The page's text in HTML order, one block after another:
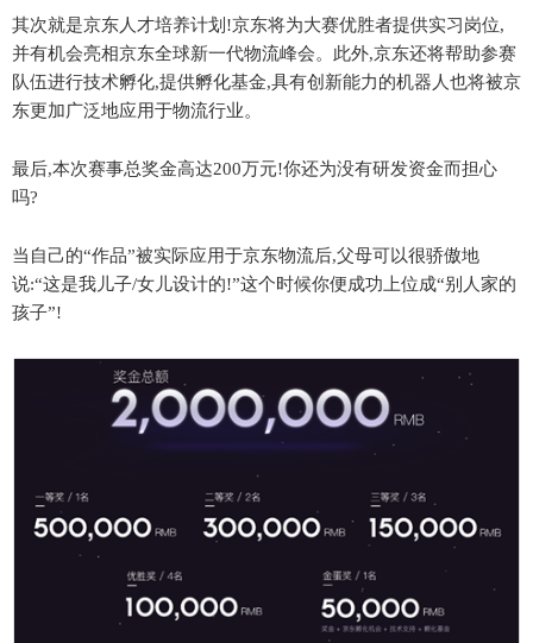
其次就是京东人才培养计划!京东将为大赛优胜者提供实习岗位,
并有机会亮相京东全球新一代物流峰会。此外,京东还将帮助参赛
队伍进行技术孵化,提供孵化基金,具有创新能力的机器人也将被京
东更加广泛地应用于物流行业。
最后,本次赛事总奖金高达200万元!你还为没有研发资金而担心
吗?
当自己的“作品”被实际应用于京东物流后,父母可以很骄傲地
说:“这是我儿子/女儿设计的!”这个时候你便成功上位成“别人家的
孩子”!